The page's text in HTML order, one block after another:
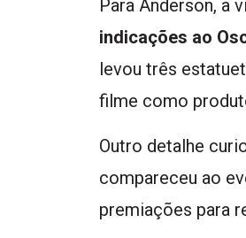
Para Anderson, a
indicações ao
levou três
filme como
Outro detalhe
compareceu ao
premiações para